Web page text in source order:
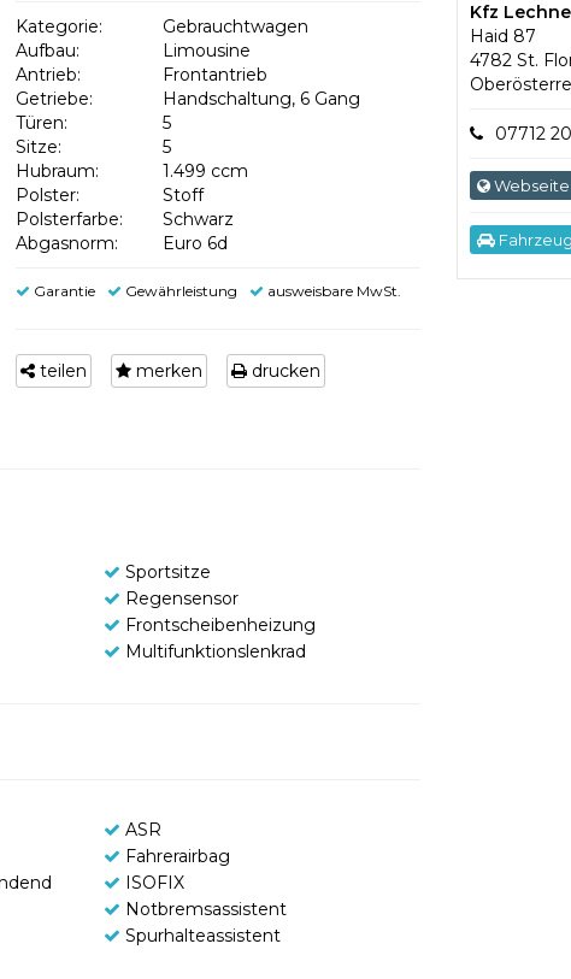
Kategorie:
Gebrauchtwagen
Aufbau:
Limousine
Antrieb:
Frontantrieb
Getriebe:
Handschaltung, 6 Gang
Türen:
5
Sitze:
5
Hubraum:
1.499 ccm
Polster:
Stoff
Polsterfarbe:
Schwarz
Abgasnorm:
Euro 6d
Garantie Gewährleistung ausweisbare MwSt.
teilen merken drucken
Sportsitze
Regensensor
Frontscheibenheizung
Multifunktionslenkrad
ASR
Fahrerairbag
ISOFIX
Notbremsassistent
Spurhalteassistent
Kfz
Haid 87
4782 St.
07712
Webseite